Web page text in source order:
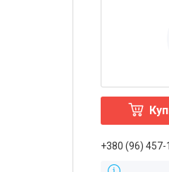
+380 (96)